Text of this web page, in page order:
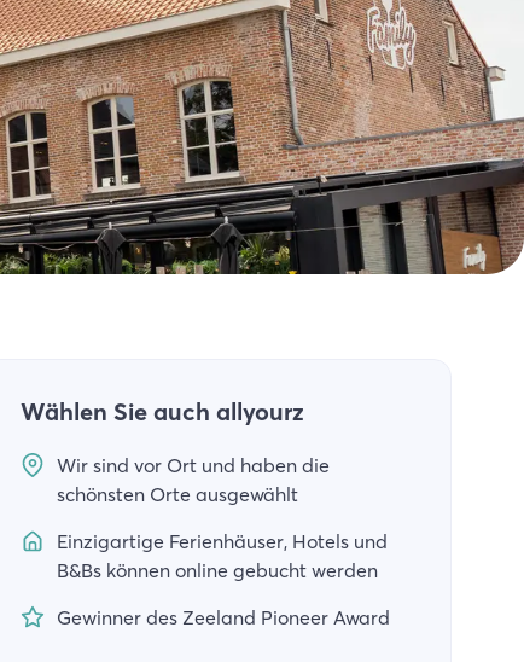
Wählen Sie auch allyourz
Wir sind vor Ort und haben die
schönsten Orte ausgewählt
Einzigartige Ferienhäuser, Hotels und
B&Bs können online gebucht werden
Gewinner des Zeeland Pioneer Award